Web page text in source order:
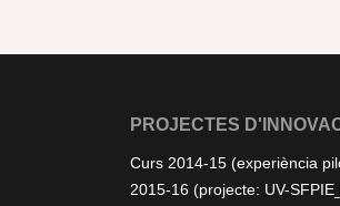
PROJECTES
Curs 2014-15 (experiència
2015-16 (projecte: UV-